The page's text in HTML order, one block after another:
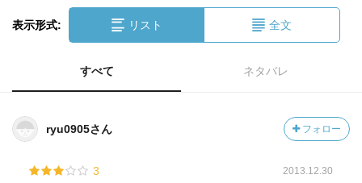
表示形式: リスト 全文
すべて ネタバレ
ryu0905さん フォロー
3 2013.12.30